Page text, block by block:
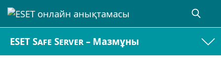
ESET Safe Server – Мазмұны